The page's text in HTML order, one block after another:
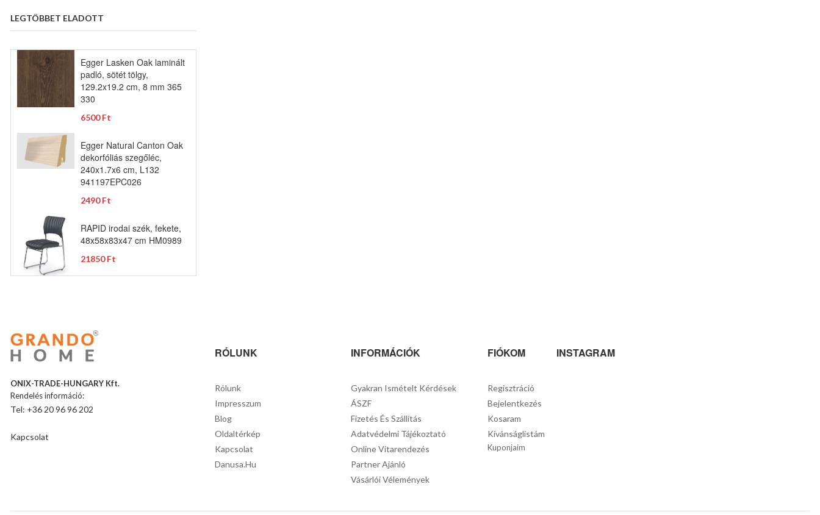
LEGTÖBBET ELADOTT
Egger Lasken Oak laminált
padló, sötét tölgy,
129.2x19.2 cm, 8 mm 365
330
6500 Ft
Egger Natural Canton Oak
dekorfóliás szegőléc,
240x1.7x6 cm, L132
941197EPC026
2490 Ft
RAPID irodai szék, fekete,
48x58x83x47 cm HM0989
21850 Ft
ONIX-TRADE-HUNGARY Kft.
Rendelés információ:
Tel: +36 20 96 96 202
Kapcsolat
RÓLUNK
Rólunk
Impresszum
Blog
Oldaltérkép
Kapcsolat
Danusa.hu
INFORMÁCIÓK
Gyakran Ismételt Kérdések
ÁSZF
Fizetés És Szállítás
Adatvédelmi Tájékoztató
Online Vitarendezés
Partner Ajánló
Vásárlói Vélemények
FIÓKOM
Regisztráció
Bejelentkezés
Kosaram
Kívánságlistám
Kuponjaim
INSTAGRAM